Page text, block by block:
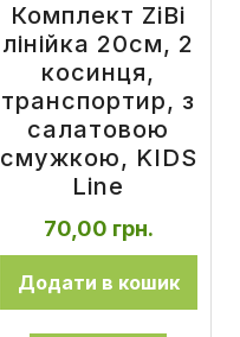
Комплект ZiBi
лінійка 20см, 2
косинця,
транспортир, з
салатовою
смужкою, KIDS
Line
70,00 грн.
Додати в кошик